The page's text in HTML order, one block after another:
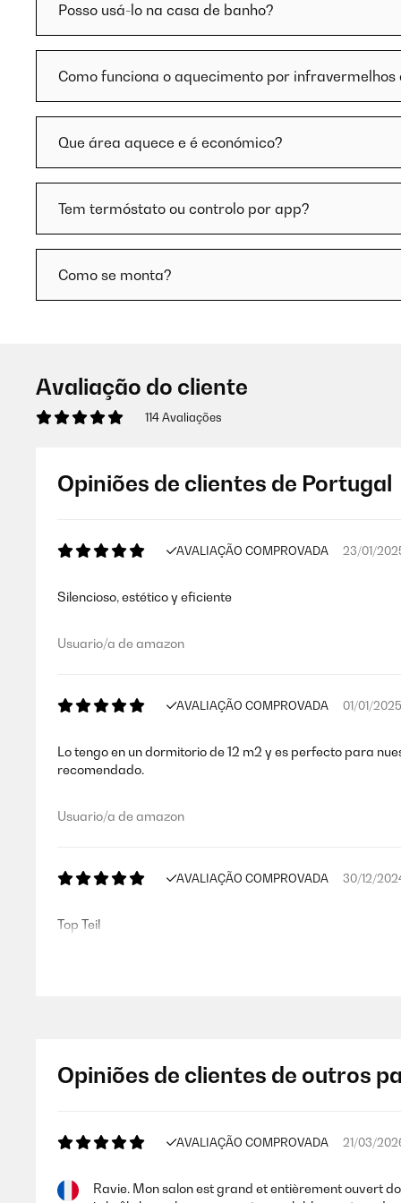
Posso usá-lo na casa de banho?
Como funciona o aquecimento por infravermelhos
Que área aquece e é económico?
Tem termóstato ou controlo por app?
Como se monta?
Avaliação do cliente
114 Avaliações
Opiniões de clientes de Portugal
AVALIAÇÃO COMPROVADA 23/01/
Silencioso, estético y eficiente
Usuario/a de amazon
AVALIAÇÃO COMPROVADA 01/01/2025
Lo tengo en un dormitorio de 12 m2 y es perfecto para
recomendado.
Usuario/a de amazon
AVALIAÇÃO COMPROVADA 30/12/
Top Teil
Un radiador muy decorativo y a la vez calienta
AVALIAÇÃO COMPROVADA 24/12/
Opiniões de clientes de outros
AVALIAÇÃO COMPROVADA 21/03/
Ravie. Mon salon est grand et entièrement ouvert